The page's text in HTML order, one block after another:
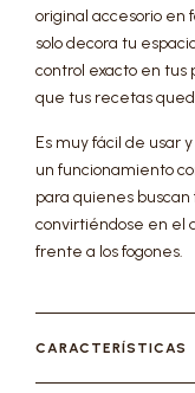
original accesorio en
solo decora tu
control exacto en tus
que tus recetas
Es muy fácil de usar
un funcionamiento
para quienes buscan
convirtiéndose en el
frente a los fogones.
CARACTERÍSTICAS